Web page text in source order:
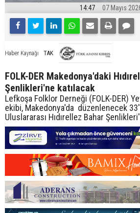
14:47 07 Mayıs
Haber Kaynağı TAK
FOLK-DER Makedonya'daki
Şenlikleri'ne katılacak
Lefkoşa Folklor Derneği (FOLK-DER)
ekibi, Makedonya'da düzenlenecek
Uluslararası Hıdırellez Bahar